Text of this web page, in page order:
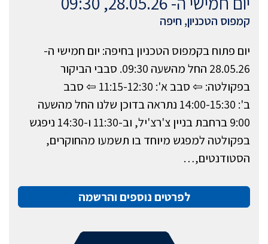
קמפוס הטכניון, חיפה
יום פתוח בקמפוס הטכניון בחיפה: יום חמישי ה-
28.05.26 החל מהשעה 09:30. סבבי הביקור
בפקולטה: ⇦ סבב א': 11:15-12:30 ⇦ סבב
ב': 14:00-15:30 נתראה בדוכן שלנו החל מהשעה
9:00 ברחבת בניין צ'רצ'יל, וב-11:30 ו-14:30 ניפגש
בפקולטה למפגש מיוחד בו תשמעו מהחוקרים,
הסטודנטים,…
לפרטים נוספים והרשמה